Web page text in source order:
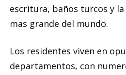
escritura, baños turcos y
mas grande del mundo.
Los residentes viven en
departamentos, con